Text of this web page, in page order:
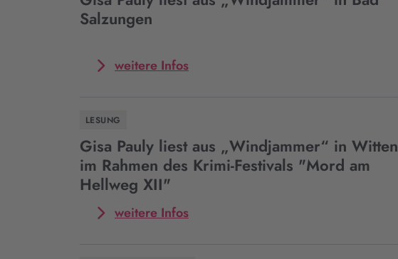
bei
Salzungen
weitere InfosMehr
liest
aus
„Windjammer“
Salzungen
LESUNG
Gisa Pauly liest aus „Windjammer“ in Witten
im Rahmen des Krimi-Festivals "Mord am
Hellweg XII"
weitere InfosMehr